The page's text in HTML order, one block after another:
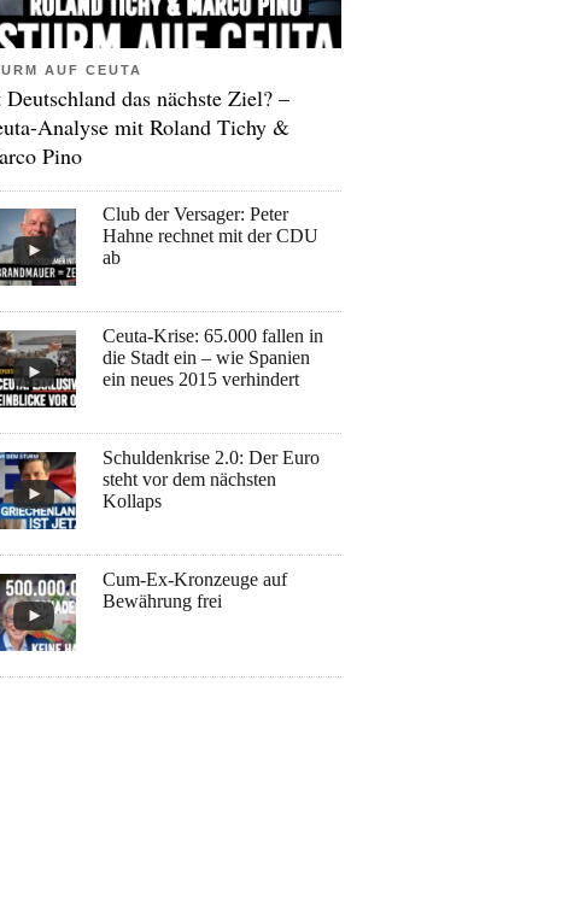
AUF CEUTA
Deutschland das nächste Ziel? –
Analyse mit Roland Tichy &
Pino
Club der Versager: Peter
Hahne rechnet mit der CDU
ab
Ceuta-Krise: 65.000 fallen in
die Stadt ein – wie Spanien
ein neues 2015 verhindert
Schuldenkrise 2.0: Der Euro
steht vor dem nächsten
Kollaps
Cum-Ex-Kronzeuge auf
Bewährung frei